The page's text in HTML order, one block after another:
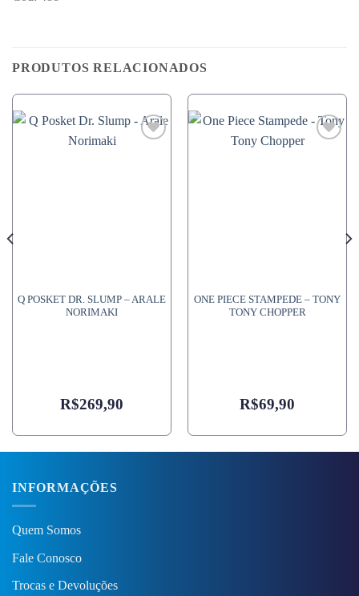
PRODUTOS RELACIONADOS
Q POSKET DR. SLUMP – ARALE
NORIMAKI
R$269,90
ONE PIECE STAMPEDE – TONY
TONY CHOPPER
R$69,90
INFORMAÇÕES
Quem Somos
Fale Conosco
Trocas e Devoluções